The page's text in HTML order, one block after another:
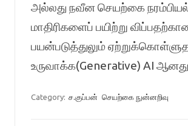
அல்லது நவீன செயற்கை
மாதிரிகளைப் பயிற்று
பயன்படுத்துலும்
உருவாக்க(Generative) AI
Category: ச.குப்பன் செயற்கை நுன்னறிவு